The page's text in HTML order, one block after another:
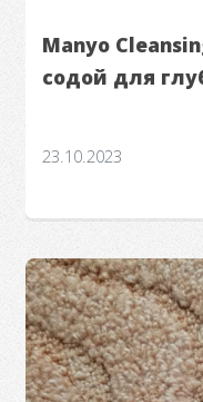
Manyo
содой для
23.10.2023